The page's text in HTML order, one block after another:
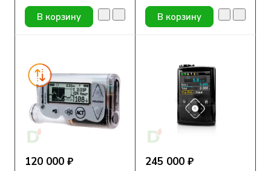
В корзину В корзину
120 000 ₽ 245 000 ₽